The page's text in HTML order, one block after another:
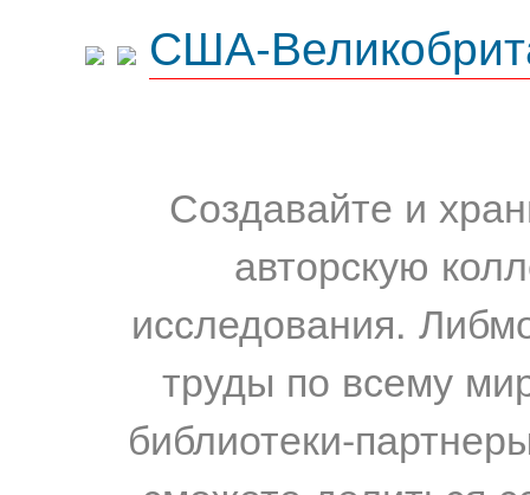
США-
Создавайте и
авторскую
исследования.
труды по всему
библиотеки-